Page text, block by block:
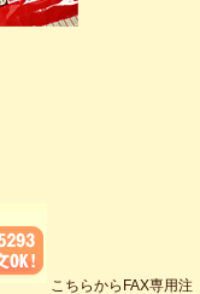
こちらからFAX専用注